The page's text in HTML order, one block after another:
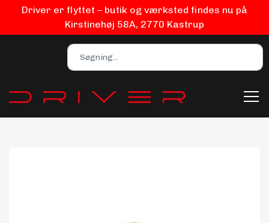
Driver er flyttet – butik og værksted findes nu på
Kirstinehøj 58A, 2770 Kastrup